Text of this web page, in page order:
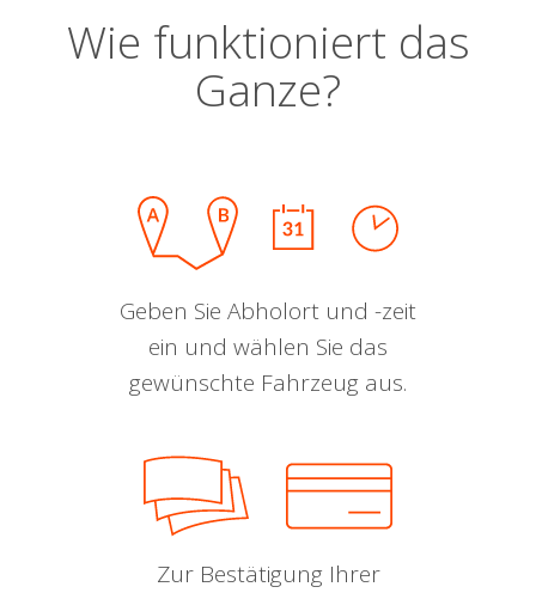
Wie funktioniert das
Ganze?
Geben Sie Abholort und -zeit
ein und wählen Sie das
gewünschte Fahrzeug aus.
Zur Bestätigung Ihrer